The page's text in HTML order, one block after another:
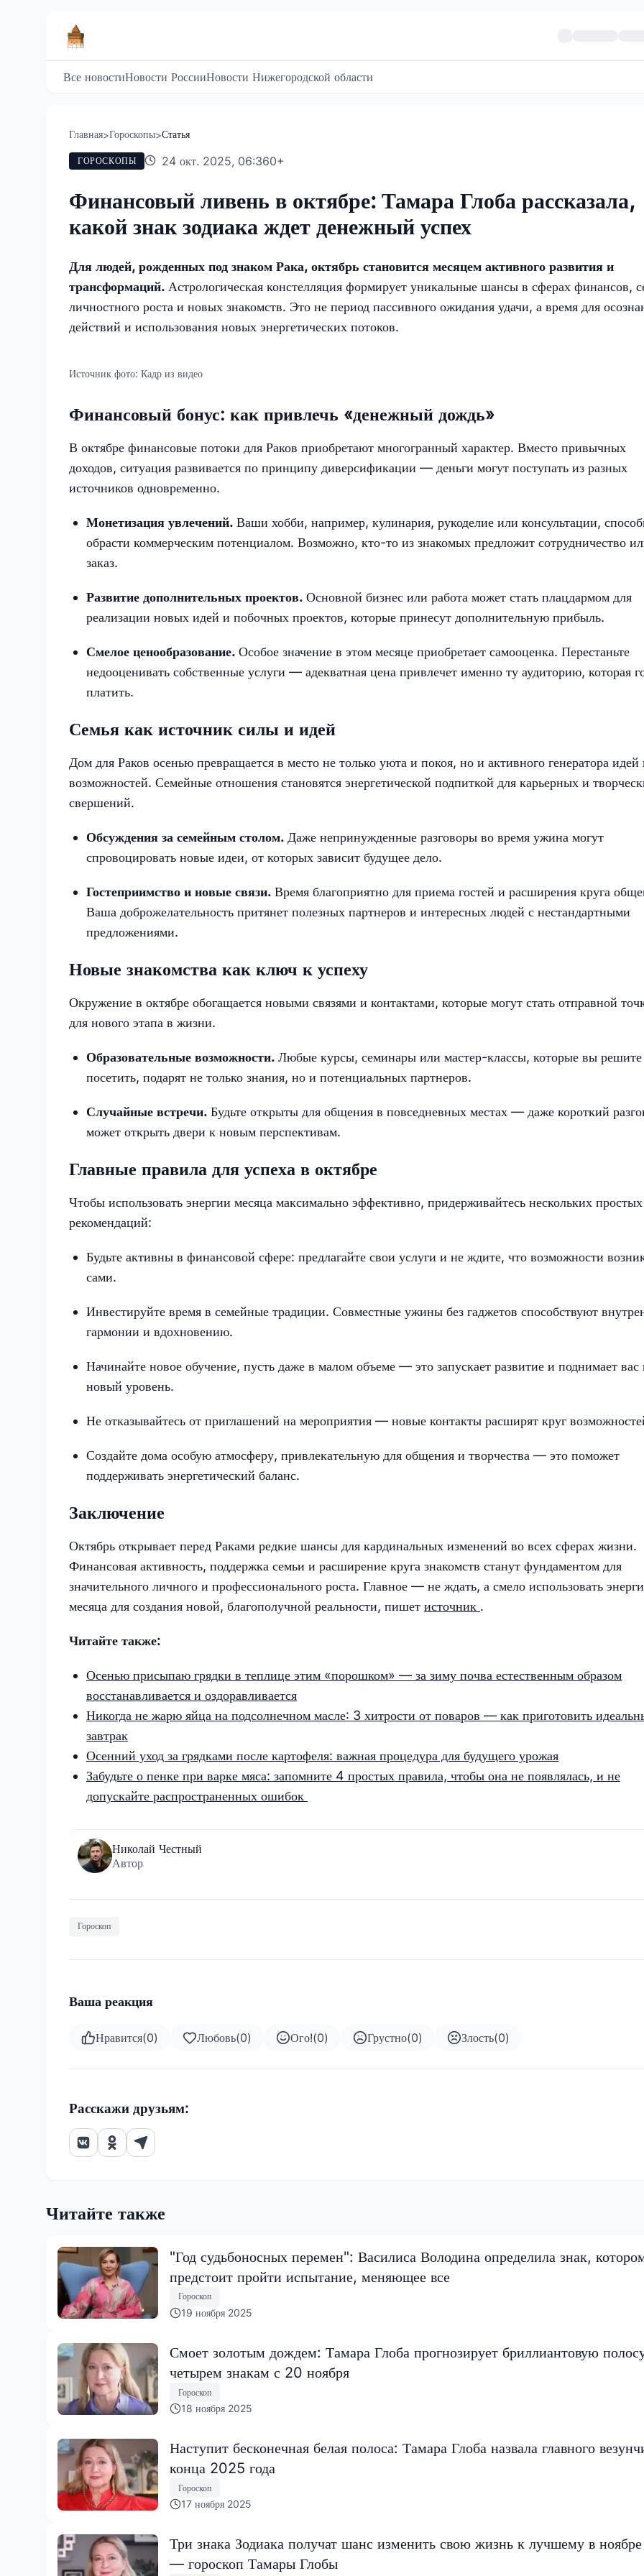
Все новостиНовости РоссииНовости Нижегородской области
Главная>Гороскопы>Статья
ГОРОСКОПЫ 24 окт. 2025, 06:360+
Финансовый ливень в октябре: Тамара Глоба рассказала,
какой знак зодиака ждет денежный успех
Для людей, рожденных под знаком Рака, октябрь становится месяцем активного развития и
трансформаций. Астрологическая констелляция формирует уникальные шансы в сферах финансов,
личностного роста и новых знакомств. Это не период пассивного ожидания удачи, а время для
действий и использования новых энергетических потоков.
Источник фото: Кадр из видео
Финансовый бонус: как привлечь «денежный дождь»
В октябре финансовые потоки для Раков приобретают многогранный характер. Вместо привычных
доходов, ситуация развивается по принципу диверсификации — деньги могут поступать из разных
источников одновременно.
Монетизация увлечений. Ваши хобби, например, кулинария, рукоделие или консультации,
обрасти коммерческим потенциалом. Возможно, кто-то из знакомых предложит сотрудничество
заказ.
Развитие дополнительных проектов. Основной бизнес или работа может стать плацдармом для
реализации новых идей и побочных проектов, которые принесут дополнительную прибыль.
Смелое ценообразование. Особое значение в этом месяце приобретает самооценка. Перестаньте
недооценивать собственные услуги — адекватная цена привлечет именно ту аудиторию, которая
платить.
Семья как источник силы и идей
Дом для Раков осенью превращается в место не только уюта и покоя, но и активного генератора идей
возможностей. Семейные отношения становятся энергетической подпиткой для карьерных и
свершений.
Обсуждения за семейным столом. Даже непринужденные разговоры во время ужина могут
спровоцировать новые идеи, от которых зависит будущее дело.
Гостеприимство и новые связи. Время благоприятно для приема гостей и расширения круга
Ваша доброжелательность притянет полезных партнеров и интересных людей с нестандартными
предложениями.
Новые знакомства как ключ к успеху
Окружение в октябре обогащается новыми связями и контактами, которые могут стать отправной
для нового этапа в жизни.
Образовательные возможности. Любые курсы, семинары или мастер-классы, которые вы решите
посетить, подарят не только знания, но и потенциальных партнеров.
Случайные встречи. Будьте открыты для общения в повседневных местах — даже короткий
может открыть двери к новым перспективам.
Главные правила для успеха в октябре
Чтобы использовать энергии месяца максимально эффективно, придерживайтесь нескольких простых
рекомендаций:
Будьте активны в финансовой сфере: предлагайте свои услуги и не ждите, что возможности
сами.
Инвестируйте время в семейные традиции. Совместные ужины без гаджетов способствуют
гармонии и вдохновению.
Начинайте новое обучение, пусть даже в малом объеме — это запускает развитие и поднимает вас
новый уровень.
Не отказывайтесь от приглашений на мероприятия — новые контакты расширят круг
Создайте дома особую атмосферу, привлекательную для общения и творчества — это поможет
поддерживать энергетический баланс.
Заключение
Октябрь открывает перед Раками редкие шансы для кардинальных изменений во всех сферах жизни.
Финансовая активность, поддержка семьи и расширение круга знакомств станут фундаментом для
значительного личного и профессионального роста. Главное — не ждать, а смело использовать
месяца для создания новой, благополучной реальности, пишет источник .
Читайте также:
Осенью присыпаю грядки в теплице этим «порошком» — за зиму почва естественным образом
восстанавливается и оздоравливается
Никогда не жарю яйца на подсолнечном масле: 3 хитрости от поваров — как приготовить
завтрак
Осенний уход за грядками после картофеля: важная процедура для будущего урожая
Забудьте о пенке при варке мяса: запомните 4 простых правила, чтобы она не появлялась, и не
допускайте распространенных ошибок
Николай Честный
Автор
Гороскоп
Ваша реакция
Нравится(0) Любовь(0) Ого!(0) Грустно(0) Злость(0)
Расскажи друзьям:
Читайте также
"Год судьбоносных перемен": Василиса Володина определила знак,
предстоит пройти испытание, меняющее все
Гороскоп
19 ноября 2025
Смоет золотым дождем: Тамара Глоба прогнозирует бриллиантовую
четырем знакам с 20 ноября
Гороскоп
18 ноября 2025
Наступит бесконечная белая полоса: Тамара Глоба назвала главного
конца 2025 года
Гороскоп
17 ноября 2025
Три знака Зодиака получат шанс изменить свою жизнь к лучшему в
— гороскоп Тамары Глобы